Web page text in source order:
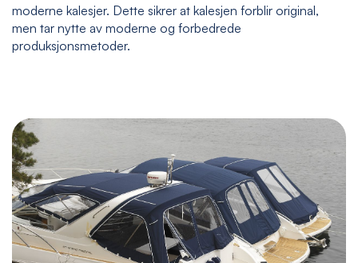
moderne kalesjer. Dette sikrer at kalesjen forblir original,
men tar nytte av moderne og forbedrede
produksjonsmetoder.